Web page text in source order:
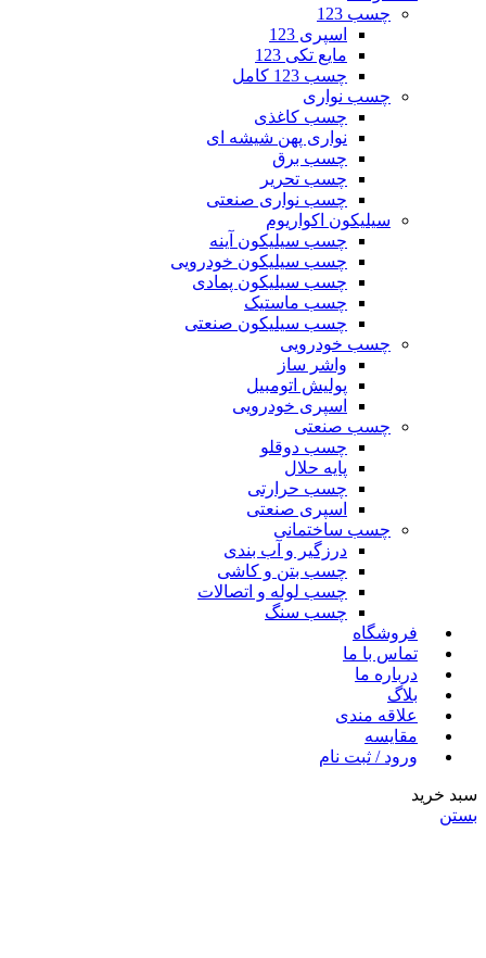
چسب 123
اسپری 123
مایع تکی 123
چسب 123 کامل
چسب نواری
چسب کاغذی
نواری پهن شیشه ای
چسب برق
چسب تحریر
چسب نواری صنعتی
سیلیکون اکواریوم
چسب سیلیکون آینه
چسب سیلیکون خودرویی
چسب سیلیکون پمادی
چسب ماستیک
چسب سیلیکون صنعتی
چسب خودرویی
واشر ساز
پولیش اتومبیل
اسپری خودرویی
چسب صنعتی
چسب دوقلو
پایه حلال
چسب حرارتی
اسپری صنعتی
چسب ساختمانی
درزگیر و آب بندی
چسب بتن و کاشی
چسب لوله و اتصالات
چسب سنگ
فروشگاه
تماس با ما
درباره ما
بلاگ
علاقه مندی
مقایسه
ورود / ثبت نام
سبد خرید
بستن